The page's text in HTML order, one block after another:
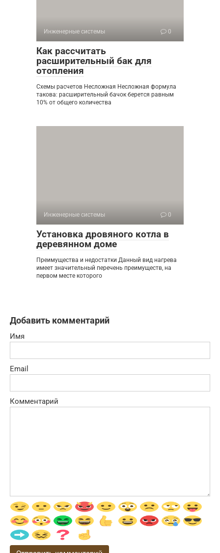
Инженерные системы 0
Как рассчитать
расширительный бак для
отопления
Схемы расчетов Несложная Несложная формула
такова: расширительный бачок берется равным
10% от общего количества
Инженерные системы 0
Установка дровяного котла в
деревянном доме
Преимущества и недостатки Данный вид нагрева
имеет значительный перечень преимуществ, на
первом месте которого
Добавить комментарий
Имя
Email
Комментарий